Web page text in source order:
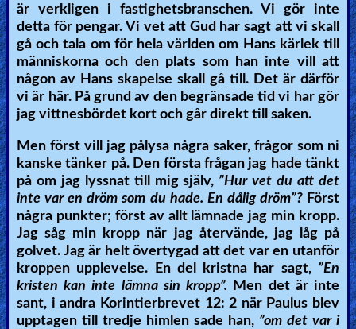
Documentaries
Islam
Other
Other
Languages
Contact/Feedback/Donate
är verkligen i fastighetsbranschen. Vi gör inte
detta för pengar. Vi vet att Gud har sagt att vi skall
gå och tala om för hela världen om Hans kärlek till
människorna och den plats som han inte vill att
någon av Hans skapelse skall gå till. Det är därför
vi är här. På grund av den begränsade tid vi har gör
jag vittnesbördet kort och går direkt till saken.
Men först vill jag pålysa några saker, frågor som ni
kanske tänker på. Den första frågan jag hade tänkt
på om jag lyssnat till mig själv, ”Hur vet du att det
inte var en dröm som du hade. En dålig dröm”?Först
några punkter; först av allt lämnade jag min kropp.
Jag såg min kropp när jag återvände, jag låg på
golvet. Jag är helt övertygad att det var en utanför
kroppen upplevelse. En del kristna har sagt, ”En
kristen kan inte lämna sin kropp”. Men det är inte
sant, i andra Korintierbrevet 12: 2 när Paulus blev
upptagen till tredje himlen sade han, ”om det var i